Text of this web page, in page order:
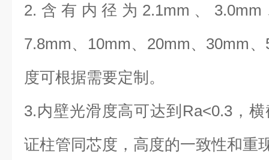
2.含有内径为2.1mm、3.0mm
7.8mm、 10mm、20mm、30mm
度可根据需要定制。
3.内壁光滑度高可达到Ra<0.3，
证柱管同芯度，高度的一致性和重